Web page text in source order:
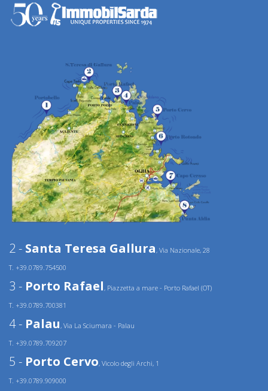
2 - Santa Teresa Gallura, Via Nazionale, 28
T. +39.0789.754500
3 - Porto Rafael, Piazzetta a mare - Porto Rafael (OT)
T. +39.0789.700381
4 - Palau, Via La Sciumara - Palau
T. +39.0789.709207
5 - Porto Cervo, Vicolo degli Archi, 1
T. +39.0789.909000